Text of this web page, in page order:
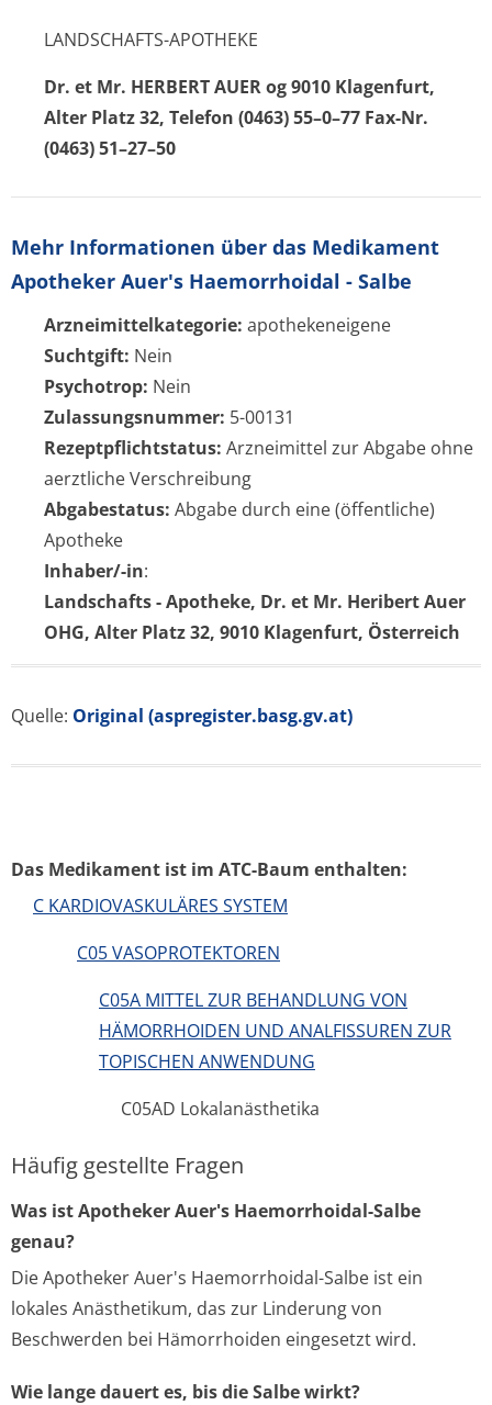
LANDSCHAFTS-APOTHEKE
Dr. et Mr. HERBERT AUER og 9010 Klagenfurt,
Alter Platz 32, Telefon (0463) 55–0–77 Fax-Nr.
(0463) 51–27–50
Mehr Informationen über das Medikament
Apotheker Auer's Haemorrhoidal - Salbe
Arzneimittelkategorie: apothekeneigene
Suchtgift: Nein
Psychotrop: Nein
Zulassungsnummer: 5-00131
Rezeptpflichtstatus: Arzneimittel zur Abgabe ohne
aerztliche Verschreibung
Abgabestatus: Abgabe durch eine (öffentliche)
Apotheke
Inhaber/-in:
Landschafts - Apotheke, Dr. et Mr. Heribert Auer
OHG, Alter Platz 32, 9010 Klagenfurt, Österreich
Quelle: Original (aspregister.basg.gv.at)
Das Medikament ist im ATC-Baum enthalten:
C KARDIOVASKULÄRES SYSTEM
C05 VASOPROTEKTOREN
C05A MITTEL ZUR BEHANDLUNG VON
HÄMORRHOIDEN UND ANALFISSUREN ZUR
TOPISCHEN ANWENDUNG
C05AD Lokalanästhetika
Häufig gestellte Fragen
Was ist Apotheker Auer's Haemorrhoidal-Salbe
genau?
Die Apotheker Auer's Haemorrhoidal-Salbe ist ein
lokales Anästhetikum, das zur Linderung von
Beschwerden bei Hämorrhoiden eingesetzt wird.
Wie lange dauert es, bis die Salbe wirkt?